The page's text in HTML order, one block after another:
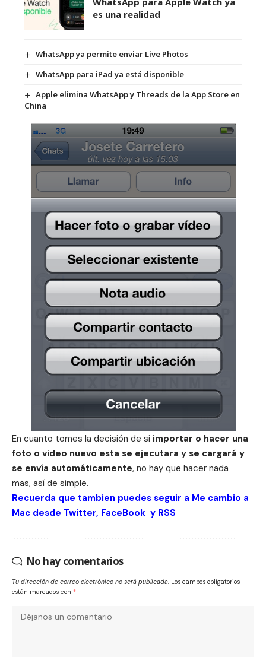
es una realidad
WhatsApp ya permite enviar Live Photos
WhatsApp para iPad ya está disponible
Apple elimina WhatsApp y Threads de la App Store en
China
En cuanto tomes la decisión de si importar o hacer una
foto o video nuevo esta se ejecutara y se cargará y
se envía automáticamente, no hay que hacer nada
mas, así de simple.
Recuerda que tambien puedes seguir a Me cambio a
Mac desde Twitter, FaceBook y RSS
No hay comentarios
Tu dirección de correo electrónico no será publicada. Los campos obligatorios
están marcados con *